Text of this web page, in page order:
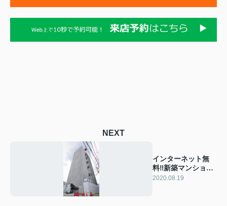
NEXT
インターネット無
料‼新築マンション
のご紹介★
2020.08.19